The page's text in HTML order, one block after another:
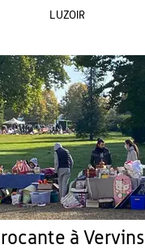
LUZOIR
à Vervins